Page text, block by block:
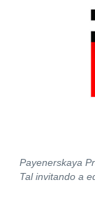
Payenerskaya
Tal invitando a